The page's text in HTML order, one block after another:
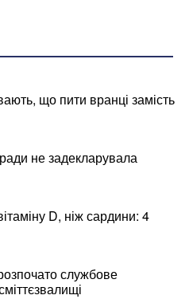
що пити вранці замість
не задекларувала
D, ніж сардини: 4
службове